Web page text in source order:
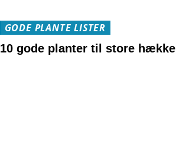
GODE PLANTE LISTER
10 gode planter til store hække